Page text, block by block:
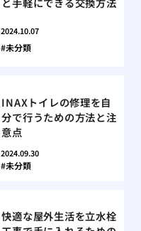
2024.10.07
未分類
INAXトイレの修理を自
分で行うための方法と注
意点
2024.09.30
未分類
快適な屋外生活を立水栓